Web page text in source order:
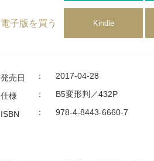
電子版を買う Kindle
発売日 ： 2017-04-28
仕様 ： B5変形判／432P
ISBN ： 978-4-8443-6660-7